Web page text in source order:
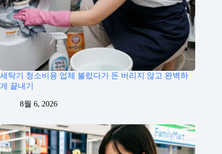
세탁기 청소비용 업체 불렀다가 돈 버리지 않고 완벽하
게 끝내기
8월 6, 2026